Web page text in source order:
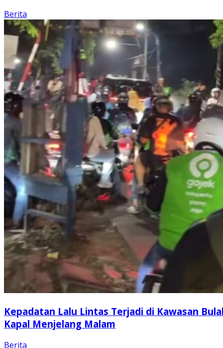
Berita
Kepadatan Lalu Lintas Terjadi di Kawasan
Kapal Menjelang Malam
Berita